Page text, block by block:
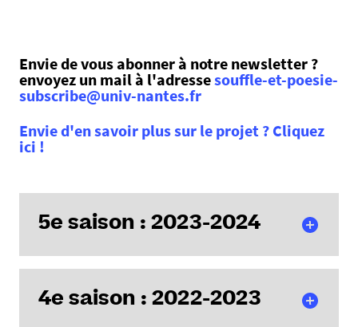
Envie de vous abonner à notre newsletter ?
envoyez un mail à l'adressesouffle-et-poesie-
subscribe@univ-nantes.fr
Envie d'en savoir plus sur le projet ? Cliquez
ici !
5e saison : 2023-2024
Cicatriser le monde
4e saison : 2022-2023